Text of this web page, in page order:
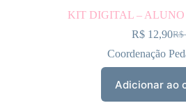
KIT DIGITAL – ALUNO
R$
R$ 12,90
Coordenação
Adicionar ao